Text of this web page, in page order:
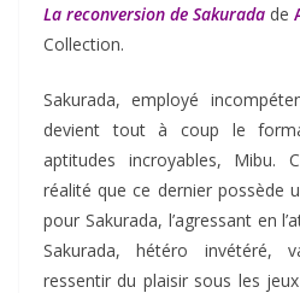
La reconversion de Sakurada de
Collection.
Sakurada, employé
devient tout à coup le
aptitudes incroyables, Mibu.
réalité que ce dernier possède
pour Sakurada, l’agressant en
Sakurada, hétéro invétéré,
ressentir du plaisir sous les